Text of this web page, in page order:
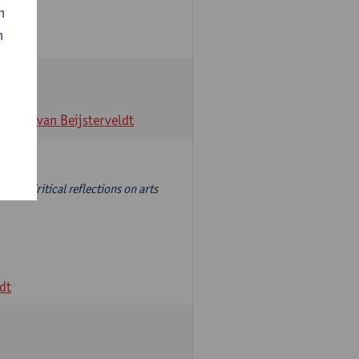
Ellis van Beijsterveldt
dan 'Critical reflections on arts